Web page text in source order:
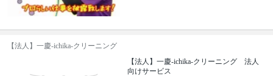
【法人】一慶-ichika-クリーニング
【法人】一慶-ichika-クリーニング 法人
向けサービス